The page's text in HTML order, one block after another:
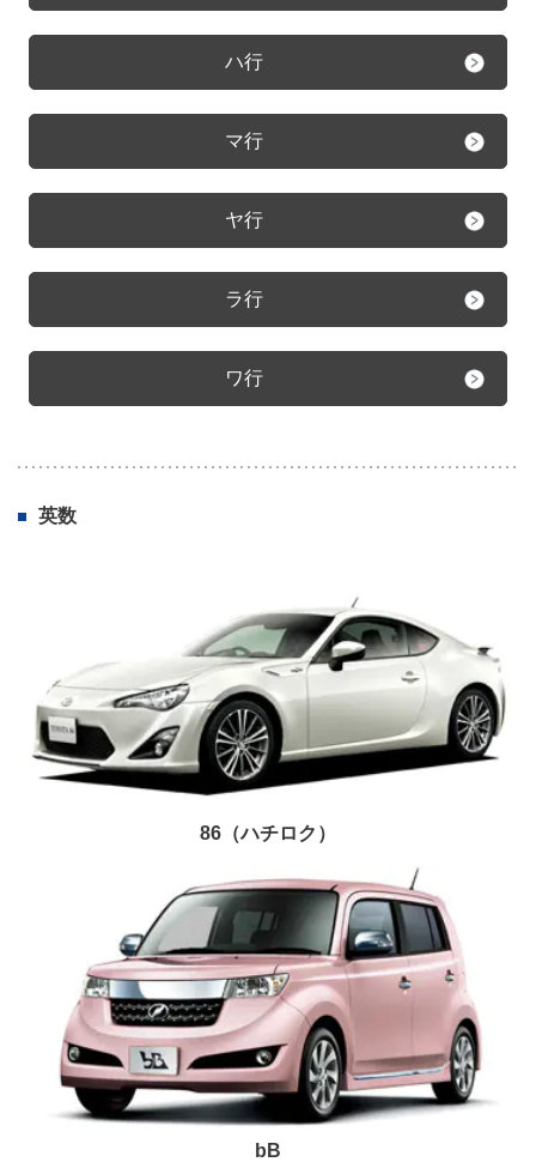
ハ行
マ行
ヤ行
ラ行
ワ行
英数
86（ハチロク）
bB